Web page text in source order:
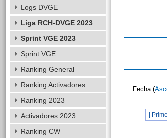
Fecha (
|
Logs DVGE
Liga RCH-DVGE 2023
Sprint VGE 2023
Sprint VGE
Ranking General
Ranking Activadores
Ranking 2023
Activadores 2023
Ranking CW